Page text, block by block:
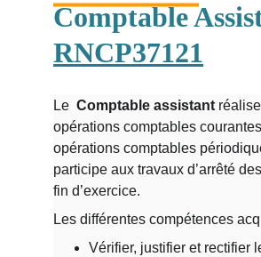
Comptable
RNCP37121
Le
  Comptable assistant
opérations comptables
opérations comptables
participe aux travaux d’arrêté
fin d’exercice.
Les différentes compétences
Vérifier, justifier et rectifier